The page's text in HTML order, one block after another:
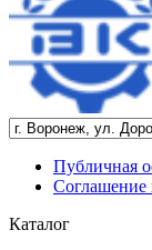
Публичная
Соглашение
Каталог